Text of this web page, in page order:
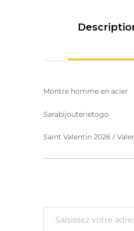
Montre homme en acier
Sarabijouterietogo
Saint Valentin 2026 /
Saisissez votre adresse e-mail…